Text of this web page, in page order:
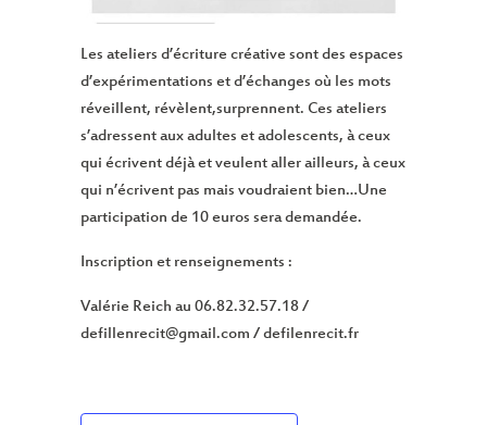
Les ateliers d’écriture créative sont des espaces
d’expérimentations et d’échanges où les mots
réveillent, révèlent,surprennent. Ces ateliers
s’adressent aux adultes et adolescents, à ceux
qui écrivent déjà et veulent aller ailleurs, à ceux
qui n’écrivent pas mais voudraient bien…Une
participation de 10 euros sera demandée.
Inscription et renseignements :
Valérie Reich au 06.82.32.57.18 /
defillenrecit@gmail.com / defilenrecit.fr